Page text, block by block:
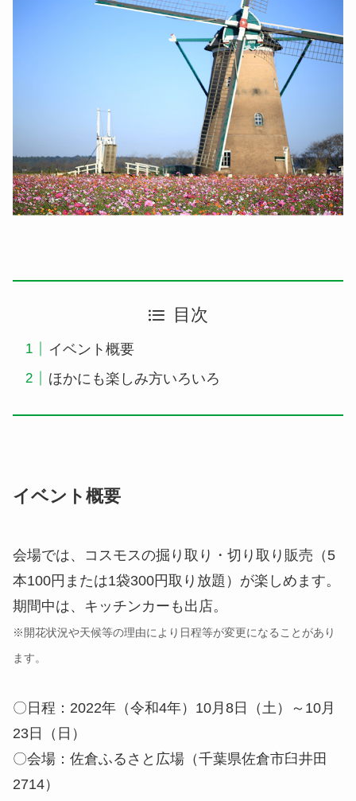
目次
イベント概要
ほかにも楽しみ方いろいろ
イベント概要
会場では、コスモスの掘り取り・切り取り販売（5
本100円または1袋300円取り放題）が楽しめます。
期間中は、キッチンカーも出店。
※開花状況や天候等の理由により日程等が変更になることがあり
ます。
〇日程：2022年（令和4年）10月8日（土）～10月
23日（日）
〇会場：佐倉ふるさと広場（千葉県佐倉市臼井田
2714）